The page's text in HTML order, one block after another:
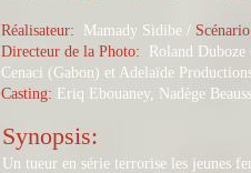
Réalisateur: Mamady Sidibe /
Directeur de la Photo: Roland
Cenaci (Gabon) et Adelaïde
Casting: Eriq Ebouaney, Nadège
Synopsis:​
Un tueur en série terrorise les jeunes